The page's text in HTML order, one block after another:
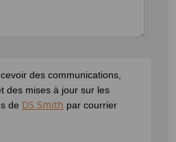
des communications,
des mises à jour sur les
de DS Smith par courrier